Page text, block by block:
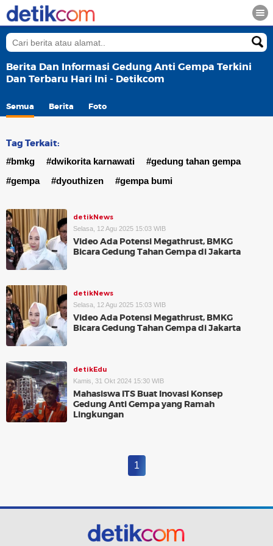
Berita Dan Informasi Gedung Anti Gempa Terkini
Dan Terbaru Hari Ini - Detikcom
Semua Berita Foto
Tag Terkait:
#bmkg #dwikorita karnawati
#gedung tahan gempa
#gempa
#dyouthizen #gempa bumi
detikNews
Selasa, 12 Agu 2025 15:03 WIB
Video Ada Potensi Megathrust, BMKG
Bicara Gedung Tahan Gempa di Jakarta
detikNews
Selasa, 12 Agu 2025 15:03 WIB
Video Ada Potensi Megathrust, BMKG
Bicara Gedung Tahan Gempa di Jakarta
detikEdu
Kamis, 31 Okt 2024 15:30 WIB
Mahasiswa ITS Buat Inovasi Konsep
Gedung Anti Gempa yang Ramah
Lingkungan
1